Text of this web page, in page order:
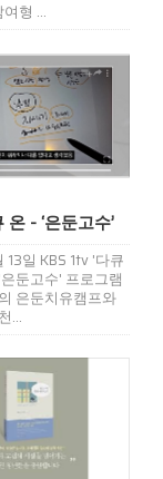
형 ...
- ‘은둔고수’
일 KBS 1tv '다큐
둔고수' 프로그램
은둔치유캠프와
...